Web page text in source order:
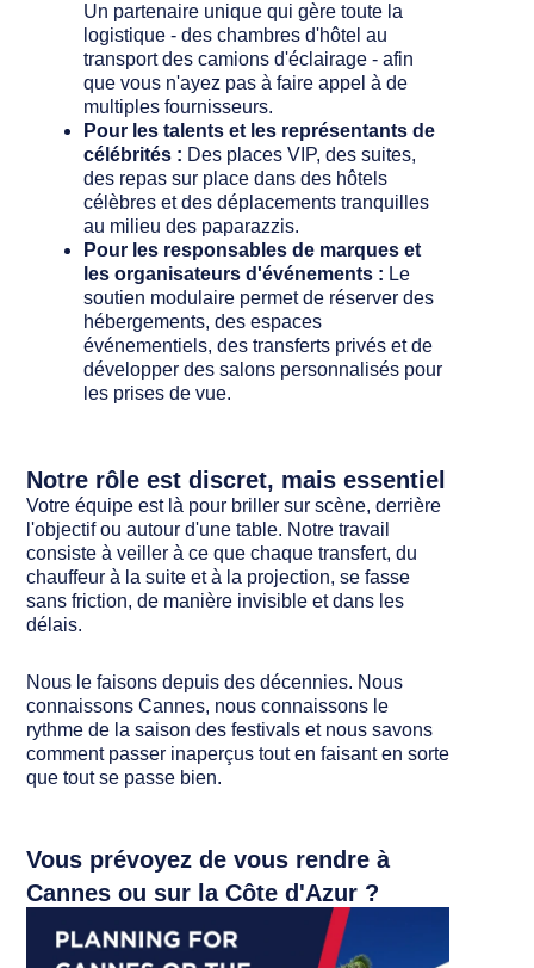
Un partenaire unique qui gère toute la
logistique - des chambres d'hôtel au
transport des camions d'éclairage - afin
que vous n'ayez pas à faire appel à de
multiples fournisseurs.
Pour les talents et les représentants de
célébrités : Des places VIP, des suites,
des repas sur place dans des hôtels
célèbres et des déplacements tranquilles
au milieu des paparazzis.
Pour les responsables de marques et
les organisateurs d'événements : Le
soutien modulaire permet de réserver des
hébergements, des espaces
événementiels, des transferts privés et de
développer des salons personnalisés pour
les prises de vue.
Notre rôle est discret, mais essentiel
Votre équipe est là pour briller sur scène, derrière
l'objectif ou autour d'une table. Notre travail
consiste à veiller à ce que chaque transfert, du
chauffeur à la suite et à la projection, se fasse
sans friction, de manière invisible et dans les
délais.
Nous le faisons depuis des décennies. Nous
connaissons Cannes, nous connaissons le
rythme de la saison des festivals et nous savons
comment passer inaperçus tout en faisant en sorte
que tout se passe bien.
Vous prévoyez de vous rendre à
Cannes ou sur la Côte d'Azur ?